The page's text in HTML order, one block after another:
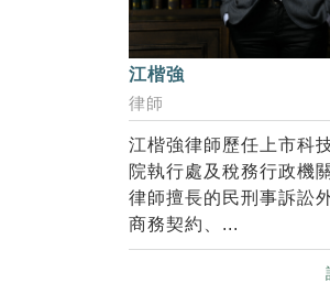
江楷強
律師
江楷強律師歷任上市科
院執行處及稅務行政機
律師擅長的民刑事訴訟
商務契約、...